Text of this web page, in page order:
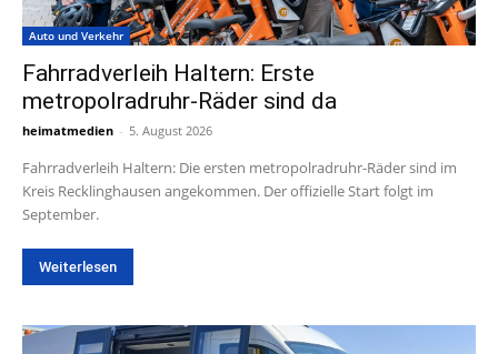
Auto und Verkehr
Fahrradverleih Haltern: Erste
metropolradruhr-Räder sind da
heimatmedien - 5. August 2026
Fahrradverleih Haltern: Die ersten metropolradruhr-Räder sind im
Kreis Recklinghausen angekommen. Der offizielle Start folgt im
September.
Weiterlesen